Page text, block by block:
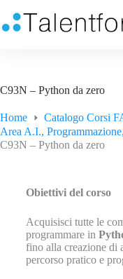
C93N – Python da zero
Home
Catalogo Corsi
Area A.I.,
C93N – Python da zero
Obiettivi del corso
Acquisisci tutte le
programmare in
fino alla creazione di
percorso pratico e